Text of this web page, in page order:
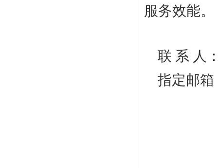
服务效能。
联 系 人
指定邮箱